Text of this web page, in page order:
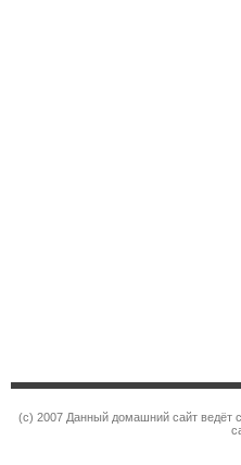
(c) 2007 Данный домашний сайт ведёт